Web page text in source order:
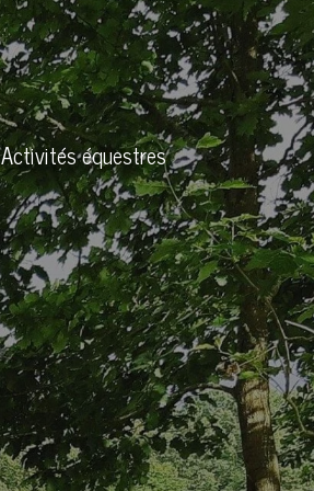
Activités équestres